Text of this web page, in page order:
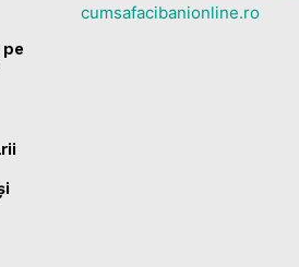
cumsafacibanionline.ro